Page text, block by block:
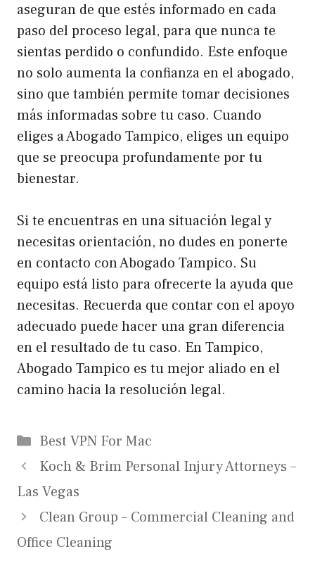
aseguran de que estés informado en cada
paso del proceso legal, para que nunca te
sientas perdido o confundido. Este enfoque
no solo aumenta la confianza en el abogado,
sino que también permite tomar decisiones
más informadas sobre tu caso. Cuando
eliges a Abogado Tampico, eliges un equipo
que se preocupa profundamente por tu
bienestar.
Si te encuentras en una situación legal y
necesitas orientación, no dudes en ponerte
en contacto con Abogado Tampico. Su
equipo está listo para ofrecerte la ayuda que
necesitas. Recuerda que contar con el apoyo
adecuado puede hacer una gran diferencia
en el resultado de tu caso. En Tampico,
Abogado Tampico es tu mejor aliado en el
camino hacia la resolución legal.
Categories
Best VPN For Mac
Koch & Brim Personal Injury Attorneys –
Las Vegas
Clean Group – Commercial Cleaning and
Office Cleaning